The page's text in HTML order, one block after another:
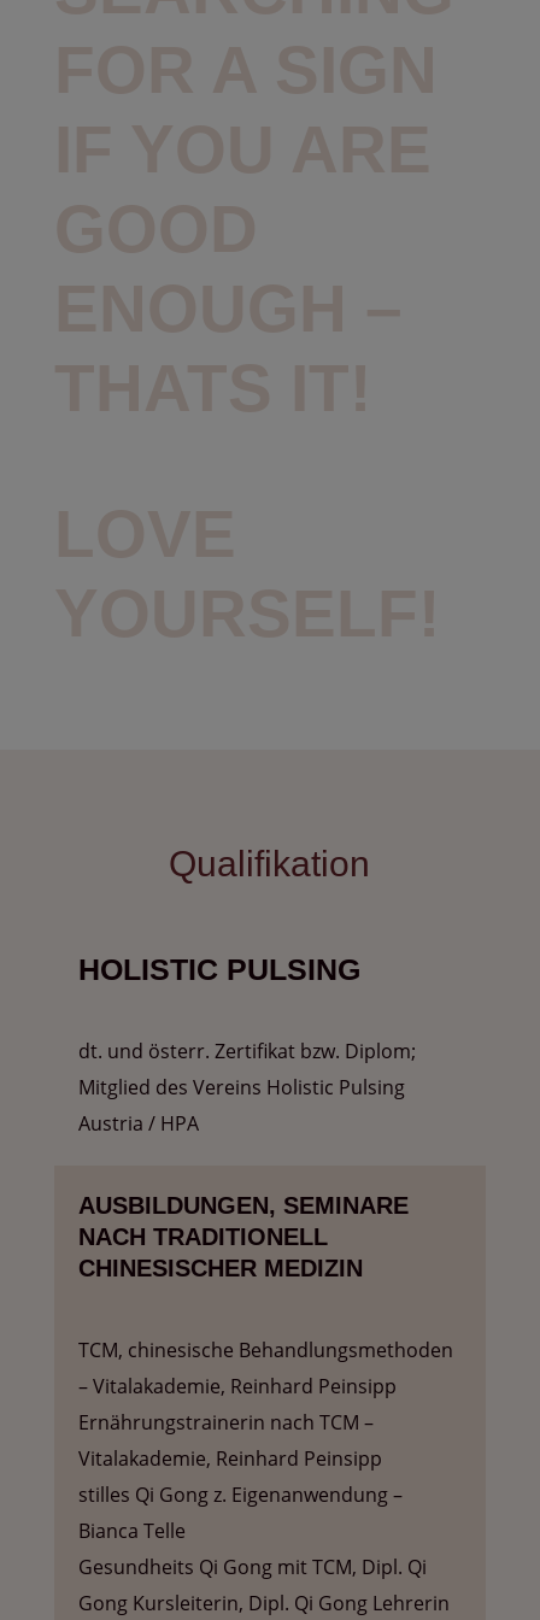
Qualifikation
HOLISTIC PULSING
dt. und österr. Zertifikat bzw. Diplom;
Mitglied des Vereins Holistic Pulsing
Austria / HPA
AUSBILDUNGEN, SEMINARE
NACH TRADITIONELL
CHINESISCHER MEDIZIN
TCM, chinesische Behandlungsmethoden
– Vitalakademie, Reinhard Peinsipp
Ernährungstrainerin nach TCM –
Vitalakademie, Reinhard Peinsipp
stilles Qi Gong z. Eigenanwendung –
Bianca Telle
Gesundheits Qi Gong mit TCM, Dipl. Qi
Gong Kursleiterin, Dipl. Qi Gong Lehrerin